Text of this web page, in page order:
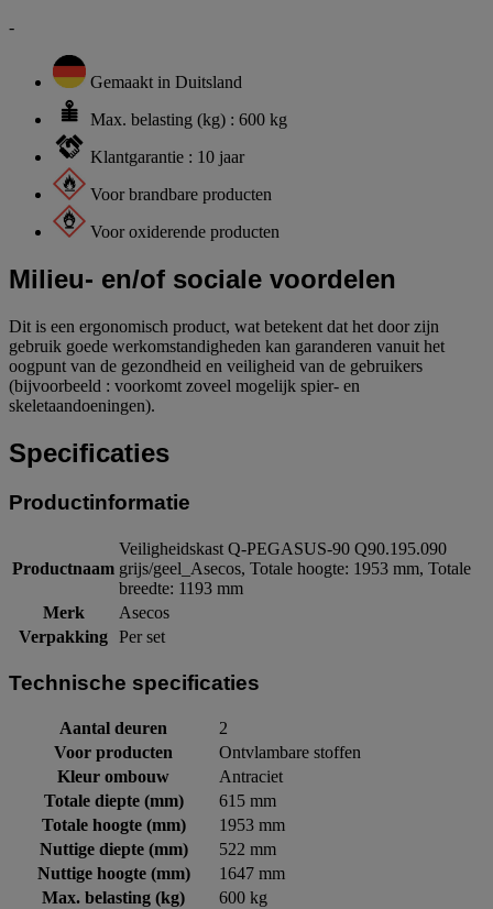
-
Gemaakt in Duitsland
Max. belasting (kg) : 600 kg
Klantgarantie : 10 jaar
Voor brandbare producten
Voor oxiderende producten
Milieu- en/of sociale voordelen
Dit is een ergonomisch product, wat betekent dat het door zijn
gebruik goede werkomstandigheden kan garanderen vanuit het
oogpunt van de gezondheid en veiligheid van de gebruikers
(bijvoorbeeld : voorkomt zoveel mogelijk spier- en
skeletaandoeningen).
Specificaties
Productinformatie
Productnaam
Veiligheidskast Q-PEGASUS-90 Q90.195.090
grijs/geel_Asecos, Totale hoogte: 1953 mm, Totale
breedte: 1193 mm
Merk
Asecos
Verpakking Per set
Technische specificaties
Aantal deuren
2
Voor producten
Ontvlambare stoffen
Kleur ombouw
Antraciet
Totale diepte (mm)
615 mm
Totale hoogte (mm)
1953 mm
Nuttige diepte (mm)
522 mm
Nuttige hoogte (mm)
1647 mm
Max. belasting (kg)
600 kg